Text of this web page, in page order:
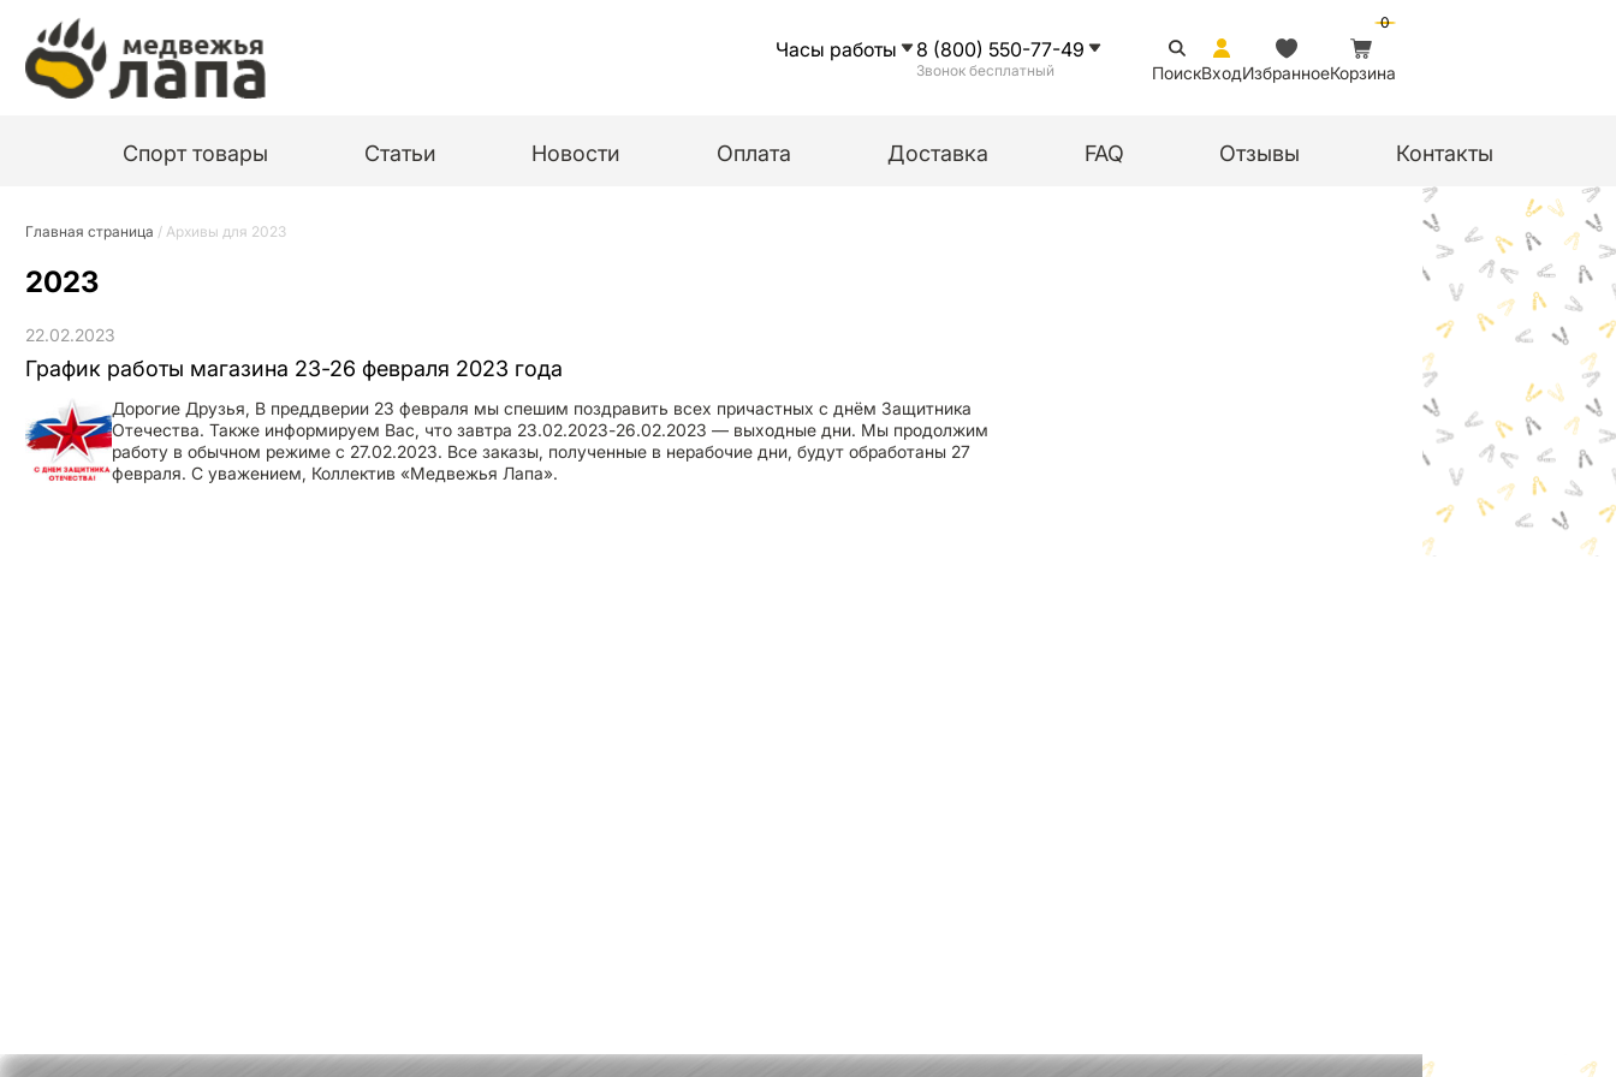
Часы работы 8 (800) 550-77-49
Звонок бесплатный ПоискВходИзбранное
0
Корзина
Спорт товары Статьи Новости Оплата Доставка FAQ Отзывы Контакты
Главная страница /Архивы для 2023
2023
22.02.2023
График работы магазина 23-26 февраля 2023 года
Дорогие Друзья, В преддверии 23 февраля мы спешим поздравить всех причастных с днём Защитника
Отечества. Также информируем Вас, что завтра 23.02.2023-26.02.2023 — выходные дни. Мы продолжим
работу в обычном режиме с 27.02.2023. Все заказы, полученные в нерабочие дни, будут обработаны 27
февраля. С уважением, Коллектив «Медвежья Лапа».